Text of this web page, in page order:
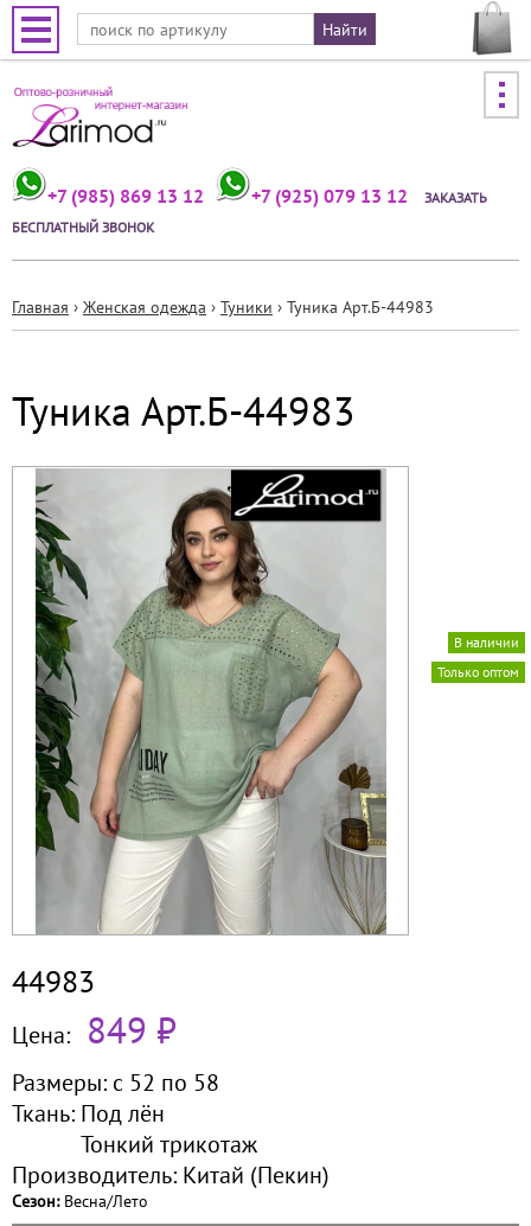
Jump to navigation
+7 (985) 869 13 12 +7 (925) 079 13 12
ЗАКАЗАТЬ
БЕСПЛАТНЫЙ ЗВОНОК
здесь
Главная › Женская одежда › Туники › Туника Арт.Б-44983
Туника Арт.Б-44983
Только оптом
В наличии
44983
Цена: 849 ₽
Размеры: с 52 по 58
Ткань: Под лён
Тонкий трикотаж
Производитель: Китай (Пекин)
Сезон: Весна/Лето